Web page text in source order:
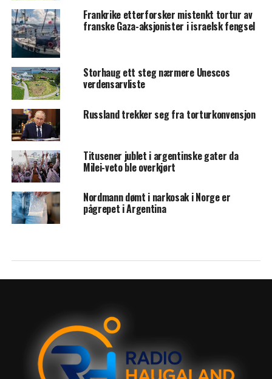
Frankrike etterforsker mistenkt tortur av
franske Gaza-aksjonister i israelsk fengsel
Storhaug ett steg nærmere Unescos
verdensarvliste
Russland trekker seg fra torturkonvensjon
Titusener jublet i argentinske gater da
Milei-veto ble overkjørt
Nordmann dømt i narkosak i Norge er
pågrepet i Argentina